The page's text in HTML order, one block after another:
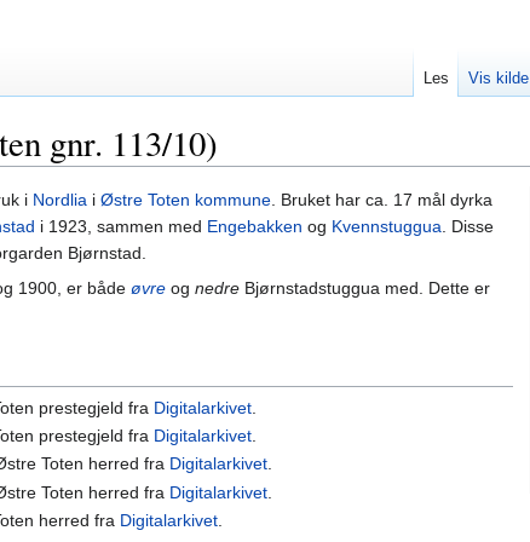
gnr. 113/10)
i Nordlia i Østre Toten kommune. Bruket har ca. 17 mål dyrka
i 1923, sammen med Engebakken og Kvennstuggua. Disse
Bjørnstad.
1900, er både øvre og nedre Bjørnstadstuggua med. Dette er
prestegjeld fra Digitalarkivet
prestegjeld fra Digitalarkivet
Toten herred fra Digitalarkivet.
Toten herred fra Digitalarkivet
herred fra Digitalarkivet.
Les Vis kilde